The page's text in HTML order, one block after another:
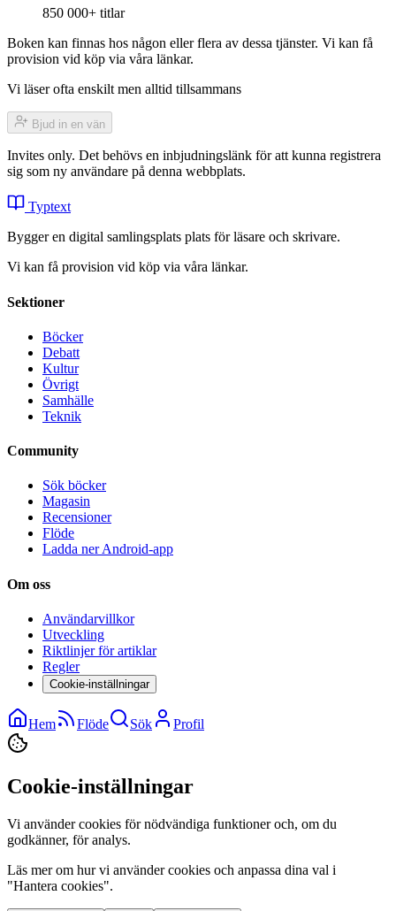
850 000+ titlar
Boken kan finnas hos någon eller flera av dessa tjänster. Vi kan få
provision vid köp via våra länkar.
Vi läser ofta enskilt men alltid tillsammans
Bjud in en vän
Invites only. Det behövs en inbjudningslänk för att kunna registrera
sig som ny användare på denna webbplats.
Typtext
Bygger en digital samlingsplats plats för läsare och skrivare.
Vi kan få provision vid köp via våra länkar.
Sektioner
Böcker
Debatt
Kultur
Övrigt
Samhälle
Teknik
Community
Sök böcker
Magasin
Recensioner
Flöde
Ladda ner Android-app
Om oss
Användarvillkor
Utveckling
Riktlinjer för artiklar
Regler
Cookie-inställningar
Hem Flöde Sök Profil
Cookie-inställningar
Vi använder cookies för nödvändiga funktioner och, om du
godkänner, för analys.
Läs mer om hur vi använder cookies och anpassa dina val i
"Hantera cookies".